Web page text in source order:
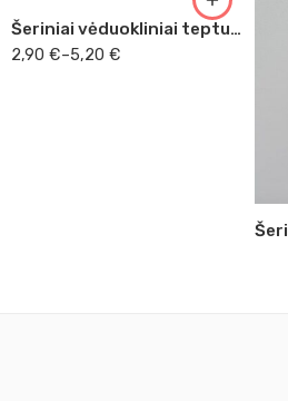
Šeriniai vėduokliniai teptukai Kolibri
2,90 €–5,20 €